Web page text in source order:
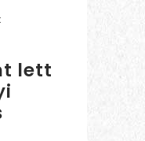
lett